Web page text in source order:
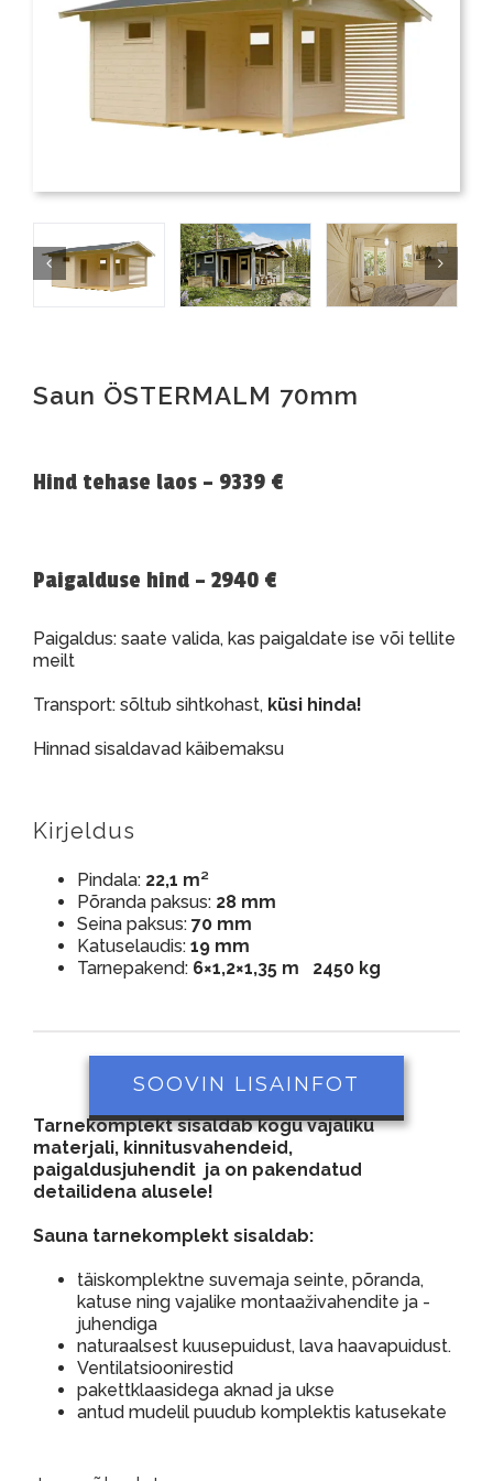
Saun ÖSTERMALM 70mm
Hind tehase laos – 9339 €
Paigalduse hind – 2940 €
Paigaldus: saate valida, kas paigaldate ise või tellite
meilt
Transport: sõltub sihtkohast, küsi hinda!
Hinnad sisaldavad käibemaksu
Kirjeldus
Pindala: 22,1 m²
Põranda paksus: 28 mm
Seina paksus: 70 mm
Katuselaudis: 19 mm
Tarnepakend: 6×1,2×1,35 m 2450 kg
SOOVIN LISAINFOT
Tarnekomplekt sisaldab kogu vajaliku
materjali, kinnitusvahendeid,
paigaldusjuhendit ja on pakendatud
detailidena alusele!
Sauna tarnekomplekt sisaldab:
täiskomplektne suvemaja seinte, põranda,
katuse ning vajalike montaaživahendite ja -
juhendiga
naturaalsest kuusepuidust, lava haavapuidust.
Ventilatsioonirestid
pakettklaasidega aknad ja ukse
antud mudelil puudub komplektis katusekate